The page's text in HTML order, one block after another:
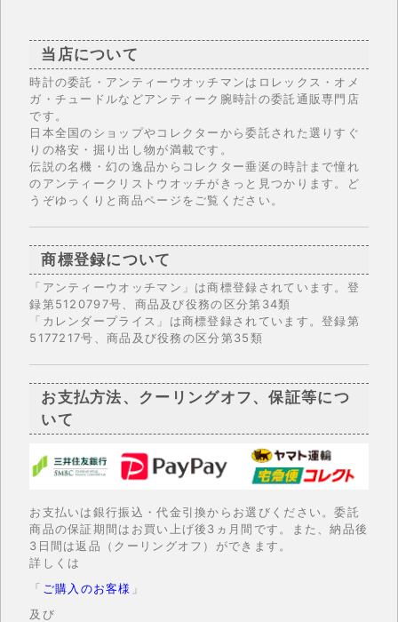
当店について
時計の委託・アンティーウオッチマンはロレックス・オメ
ガ・チュードルなどアンティーク腕時計の委託通販専門店
です。
日本全国のショップやコレクターから委託された選りすぐ
りの格安・掘り出し物が満載です。
伝説の名機・幻の逸品からコレクター垂涎の時計まで憧れ
のアンティークリストウオッチがきっと見つかります。ど
うぞゆっくりと商品ページをご覧ください。
商標登録について
「アンティーウオッチマン」は商標登録されています。登
録第5120797号、商品及び役務の区分第34類
「カレンダープライス」は商標登録されています。登録第
5177217号、商品及び役務の区分第35類
お支払方法、クーリングオフ、保証等につ
いて
お支払いは銀行振込・代金引換からお選びください。委託
商品の保証期間はお買い上げ後3ヵ月間です。また、納品後
3日間は返品（クーリングオフ）ができます。
詳しくは
「 ご購入のお客様 」
及び